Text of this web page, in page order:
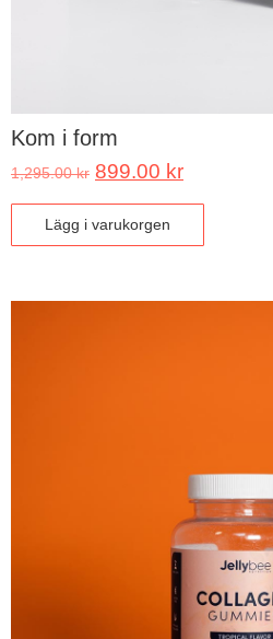
Kom i form
1,295.00kr 899.00 kr
Lägg i varukorgen